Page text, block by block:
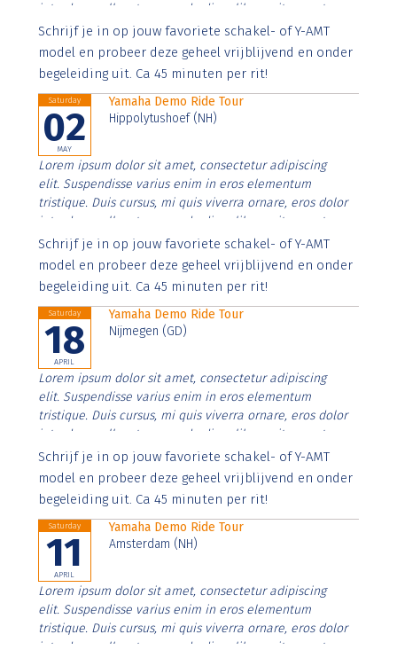
interdum nulla, ut commodo diam libero vitae erat.
Aenean faucibus nibh et justo cursus id rutrum lorem
imperdiet. Nunc ut sem vitae risus tristique posuere.
Schrijf je in op jouw favoriete schakel- of Y-AMT
model en probeer deze geheel vrijblijvend en onder
begeleiding uit. Ca 45 minuten per rit!
Saturday
02
MAY
Yamaha Demo Ride Tour
Hippolytushoef (NH)
Lorem ipsum dolor sit amet, consectetur adipiscing
elit. Suspendisse varius enim in eros elementum
tristique. Duis cursus, mi quis viverra ornare, eros dolor
interdum nulla, ut commodo diam libero vitae erat.
Aenean faucibus nibh et justo cursus id rutrum lorem
imperdiet. Nunc ut sem vitae risus tristique posuere.
Schrijf je in op jouw favoriete schakel- of Y-AMT
model en probeer deze geheel vrijblijvend en onder
begeleiding uit. Ca 45 minuten per rit!
Saturday
18
APRIL
Yamaha Demo Ride Tour
Nijmegen (GD)
Lorem ipsum dolor sit amet, consectetur adipiscing
elit. Suspendisse varius enim in eros elementum
tristique. Duis cursus, mi quis viverra ornare, eros dolor
interdum nulla, ut commodo diam libero vitae erat.
Aenean faucibus nibh et justo cursus id rutrum lorem
imperdiet. Nunc ut sem vitae risus tristique posuere.
Schrijf je in op jouw favoriete schakel- of Y-AMT
model en probeer deze geheel vrijblijvend en onder
begeleiding uit. Ca 45 minuten per rit!
Saturday
11
APRIL
Yamaha Demo Ride Tour
Amsterdam (NH)
Lorem ipsum dolor sit amet, consectetur adipiscing
elit. Suspendisse varius enim in eros elementum
tristique. Duis cursus, mi quis viverra ornare, eros dolor
interdum nulla, ut commodo diam libero vitae erat.